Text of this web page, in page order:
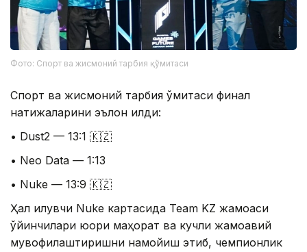
Фото: Спорт ва жисмоний тарбия қўмитаси
Спорт ва жисмоний тарбия қўмитаси финал
натижаларини эълон қилди:
• Dust2 — 13:1 🇰🇿
• Neo Data — 1:13
• Nuke — 13:9 🇰🇿
Ҳал қилувчи Nuke картасида Team KZ жамоаси
ўйинчилари юқори маҳорат ва кучли жамоавий
мувофиқлаштиришни намойиш этиб, чемпионлик